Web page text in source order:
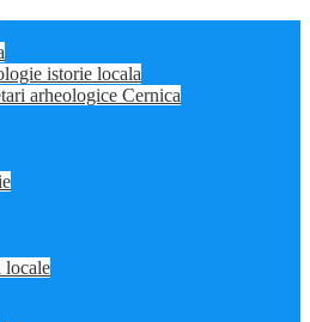
istorie locala
arheologice Cernica
locale